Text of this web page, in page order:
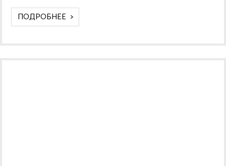
ПОДРОБНЕЕ